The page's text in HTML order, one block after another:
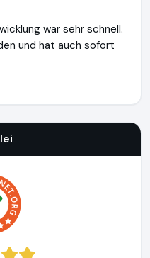
war sehr schnell.
und hat auch sofort